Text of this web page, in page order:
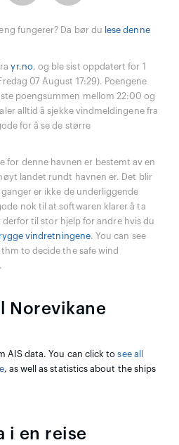
fungerer? Da bør du lese denne
yr.no, og ble sist oppdatert for 1
07 August 17:29). Poengene
poengsummen mellom 22:00 og
alltid å sjekke vindmeldingene fra
for å se de større
for denne havnen er bestemt av en
landet rundt havnen er. Det blir
er ikke de underliggende
nok til at softwaren klarer å ta
til stor hjelp for andre hvis du
vindretningene. You can see
to decide the safe wind
.
Norevikane
AIS data. You can click tosee all
, as well as statistics about the ships
i en reise